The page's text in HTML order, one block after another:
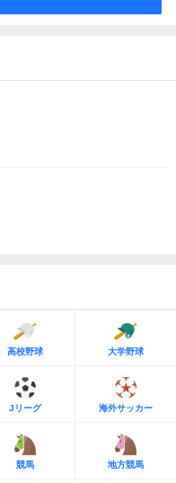
高校野球 大学野球
Jリーグ 海外サッカー
競馬 地方競馬